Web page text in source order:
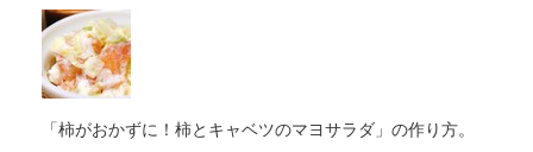
「柿がおかずに！柿とキャベツのマヨサラダ」の作り方。